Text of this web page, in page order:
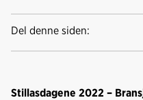
Del denne siden:
Stillasdagene 2022 –